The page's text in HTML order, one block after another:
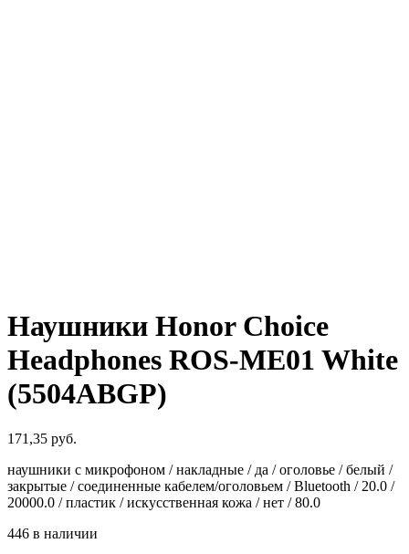
Наушники Honor Choice
Headphones ROS-ME01 White
(5504ABGP)
171,35 руб.
наушники с микрофоном / накладные / да / оголовье / белый /
закрытые / соединенные кабелем/оголовьем / Bluetooth / 20.0 /
20000.0 / пластик / искусственная кожа / нет / 80.0
446 в наличии